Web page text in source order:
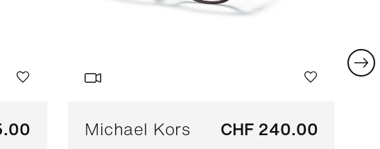
Michael Kors CHF 240.00